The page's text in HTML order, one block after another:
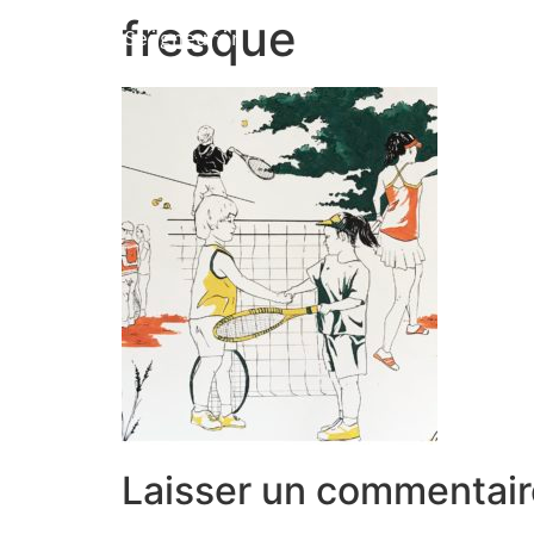
Marion Seigneurin​
fresque
Laisser un